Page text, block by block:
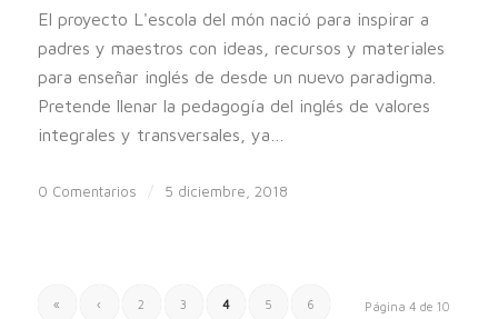
El proyecto L'escola del món nació para inspirar a
padres y maestros con ideas, recursos y materiales
para enseñar inglés de desde un nuevo paradigma.
Pretende llenar la pedagogía del inglés de valores
integrales y transversales, ya…
0 Comentarios / 5 diciembre, 2018
Página 4 de 10
« ‹ 2 3 4 5 6